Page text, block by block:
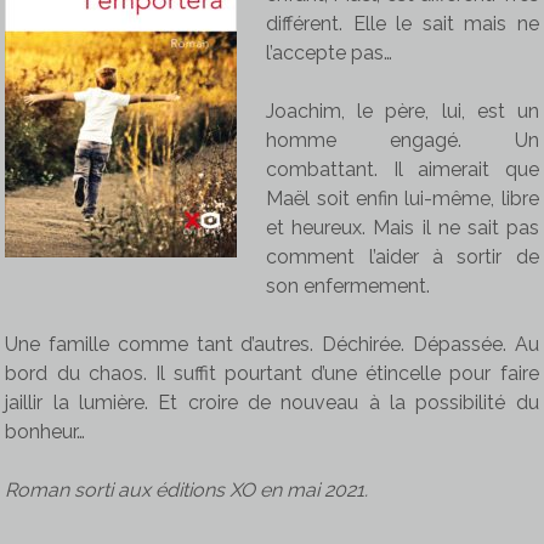
o
k
e
r
a
m
différent. Elle le sait mais ne
l’accepte pas…
Joachim, le père, lui, est un
homme engagé. Un
combattant. Il aimerait que
Maël soit enfin lui-même, libre
et heureux. Mais il ne sait pas
comment l’aider à sortir de
son enfermement.
Une famille comme tant d’autres. Déchirée. Dépassée. Au
bord du chaos. Il suffit pourtant d’une étincelle pour faire
jaillir la lumière. Et croire de nouveau à la possibilité du
bonheur…
Roman sorti aux éditions XO en mai 2021.